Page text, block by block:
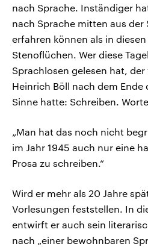
nach Sprache. Inständiger
nach Sprache mitten aus der
erfahren können als in
Stenoflüchen. Wer diese
Sprachlosen gelesen hat,
Heinrich Böll nach dem Ende
Sinne hatte: Schreiben.
„Man hat das noch nicht
im Jahr 1945 auch nur eine
Prosa zu schreiben.“
Wird er mehr als 20 Jahre
Vorlesungen feststellen. In
entwirft er auch sein
nach „einer bewohnbaren